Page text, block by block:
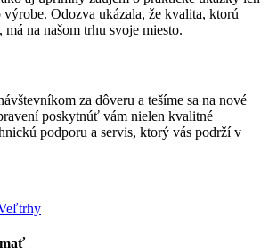
výrobe. Odozva ukázala, že kvalita, ktorú
na našom trhu svoje miesto.
za dôveru a tešíme sa na nové
poskytnúť vám nielen kvalitné
podporu a servis, ktorý vás podrží v